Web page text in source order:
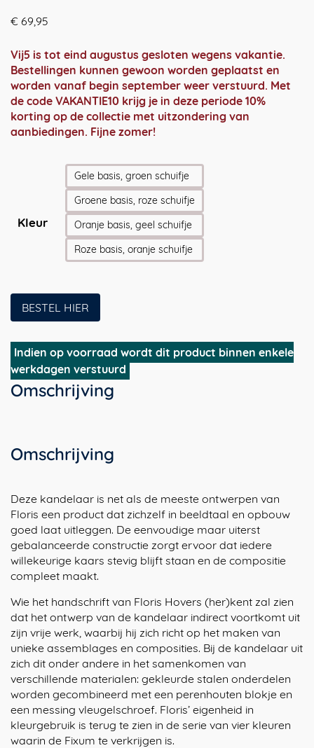
€ 69,95
Vij5 is tot eind augustus gesloten wegens vakantie.
Bestellingen kunnen gewoon worden geplaatst en
worden vanaf begin september weer verstuurd. Met
de code VAKANTIE10 krijg je in deze periode 10%
korting op de collectie met uitzondering van
aanbiedingen. Fijne zomer!
Kleur
Gele basis, groen schuifje
Groene basis, roze schuifje
Oranje basis, geel schuifje
Roze basis, oranje schuifje
BESTEL HIER
Indien op voorraad wordt dit product binnen enkele
werkdagen verstuurd
Omschrijving
Omschrijving
Deze kandelaar is net als de meeste ontwerpen van
Floris een product dat zichzelf in beeldtaal en opbouw
goed laat uitleggen. De eenvoudige maar uiterst
gebalanceerde constructie zorgt ervoor dat iedere
willekeurige kaars stevig blijft staan en de compositie
compleet maakt.
Wie het handschrift van Floris Hovers (her)kent zal zien
dat het ontwerp van de kandelaar indirect voortkomt uit
zijn vrije werk, waarbij hij zich richt op het maken van
unieke assemblages en composities. Bij de kandelaar uit
zich dit onder andere in het samenkomen van
verschillende materialen: gekleurde stalen onderdelen
worden gecombineerd met een perenhouten blokje en
een messing vleugelschroef. Floris’ eigenheid in
kleurgebruik is terug te zien in de serie van vier kleuren
waarin de Fixum te verkrijgen is.